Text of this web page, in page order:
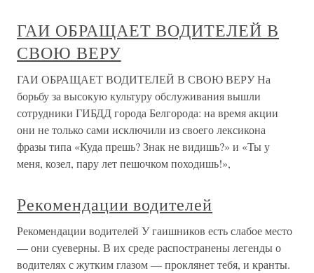
ГАИ ОБРАЩАЕТ ВОДИТЕЛЕЙ В
СВОЮ ВЕРУ
ГАИ ОБРАЩАЕТ ВОДИТЕЛЕЙ В СВОЮ ВЕРУ На
борьбу за высокую культуру обслуживания вышли
сотрудники ГИБДД города Белгорода: на время акции
они не только сами исключили из своего лексикона
фразы типа «Куда прешь? Знак не видишь?» и «Ты у
меня, козел, пару лет пешочком походишь!»,
Рекомендации водителей
Рекомендации водителей У гаишников есть слабое место
— они суеверны. В их среде распостранены легенды о
водителях с жутким глазом — проклянет тебя, и кранты.